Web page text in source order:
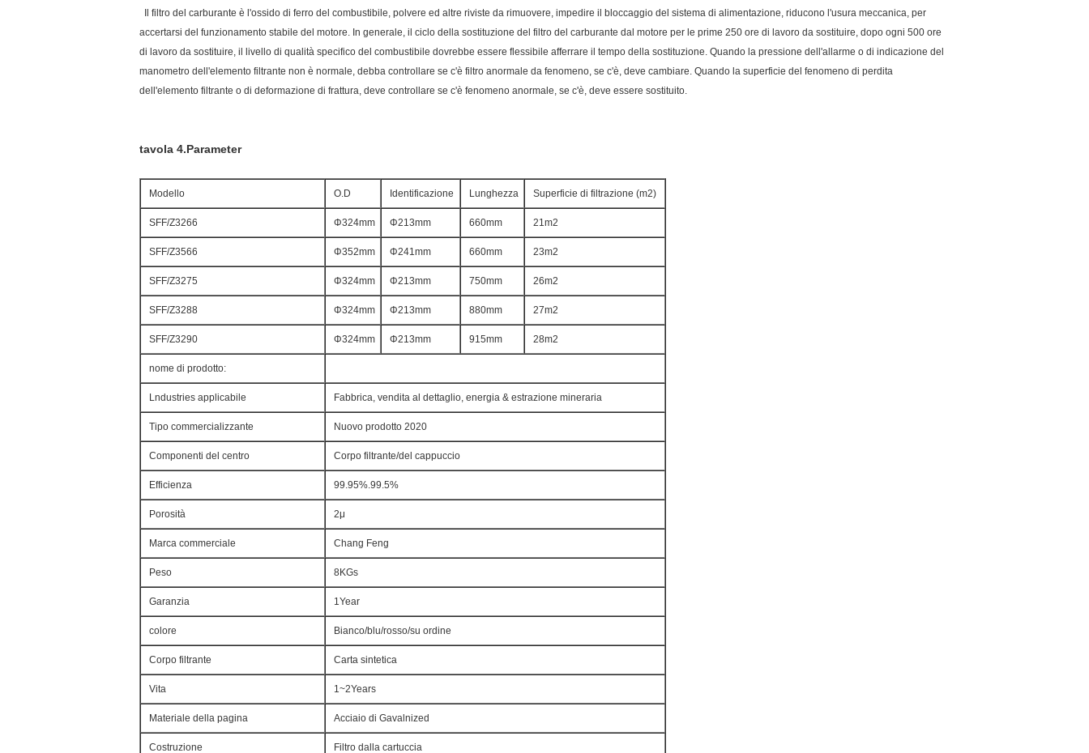
Il filtro del carburante è l'ossido di ferro del combustibile, polvere ed altre riviste da rimuovere, impedire il bloccaggio del sistema di alimentazione, riducono l'usura meccanica, per
accertarsi del funzionamento stabile del motore. In generale, il ciclo della sostituzione del filtro del carburante dal motore per le prime 250 ore di lavoro da sostituire, dopo ogni 500 ore
di lavoro da sostituire, il livello di qualità specifico del combustibile dovrebbe essere flessibile afferrare il tempo della sostituzione. Quando la pressione dell'allarme o di indicazione del
manometro dell'elemento filtrante non è normale, debba controllare se c'è filtro anormale da fenomeno, se c'è, deve cambiare. Quando la superficie del fenomeno di perdita
dell'elemento filtrante o di deformazione di frattura, deve controllare se c'è fenomeno anormale, se c'è, deve essere sostituito.
tavola 4.Parameter
Modello O.D Identificazione Lunghezza Superficie di filtrazione (m2)
SFF/Z3266 Φ324mm Φ213mm 660mm 21m2
SFF/Z3566 Φ352mm Φ241mm 660mm 23m2
SFF/Z3275 Φ324mm Φ213mm 750mm 26m2
SFF/Z3288 Φ324mm Φ213mm 880mm 27m2
SFF/Z3290 Φ324mm Φ213mm 915mm 28m2
nome di prodotto:
Lndustries applicabile Fabbrica, vendita al dettaglio, energia & estrazione mineraria
Tipo commercializzante Nuovo prodotto 2020
Componenti del centro Corpo filtrante/del cappuccio
Efficienza 99.95%.99.5%
Porosità 2μ
Marca commerciale Chang Feng
Peso 8KGs
Garanzia 1Year
colore Bianco/blu/rosso/su ordine
Corpo filtrante Carta sintetica
Vita 1~2Years
Materiale della pagina Acciaio di Gavalnized
Costruzione Filtro dalla cartuccia